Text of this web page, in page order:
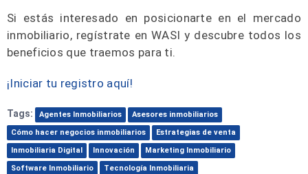
Si estás interesado en posicionarte en el mercado
inmobiliario, regístrate en WASI y descubre todos los
beneficios que traemos para ti.
¡Iniciar tu registro aquí!
Tags: Agentes Inmobiliarios
Asesores inmobiliarios
Cómo hacer negocios inmobiliarios
Estrategias de venta
Inmobiliaria Digital
Innovación
Marketing Inmobiliario
Software Inmobiliario
Tecnología Inmobiliaria